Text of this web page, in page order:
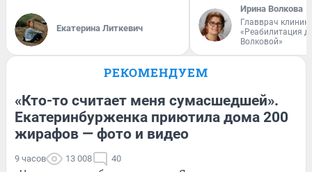
Екатерина Литкевич
Ирина Волкова
Главврач
«Реабилитация
Волковой»
РЕКОМЕНДУЕМ
«Кто-то считает меня сумасшедшей».
Екатеринбурженка приютила дома 200
жирафов — фото и видео
9 часов 13 008 40